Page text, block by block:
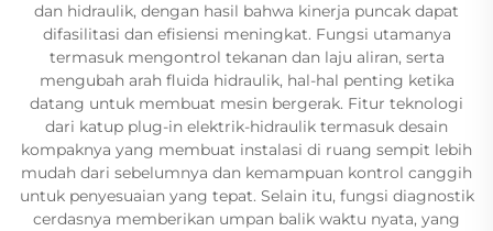
dan hidraulik, dengan hasil bahwa kinerja puncak dapat
difasilitasi dan efisiensi meningkat. Fungsi utamanya
termasuk mengontrol tekanan dan laju aliran, serta
mengubah arah fluida hidraulik, hal-hal penting ketika
datang untuk membuat mesin bergerak. Fitur teknologi
dari katup plug-in elektrik-hidraulik termasuk desain
kompaknya yang membuat instalasi di ruang sempit lebih
mudah dari sebelumnya dan kemampuan kontrol canggih
untuk penyesuaian yang tepat. Selain itu, fungsi diagnostik
cerdasnya memberikan umpan balik waktu nyata, yang